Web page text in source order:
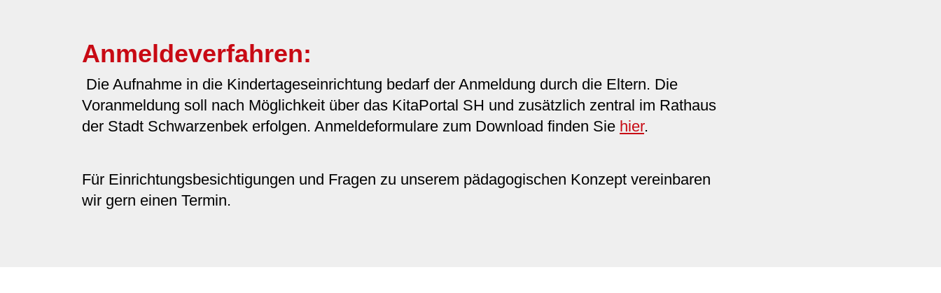
Anmeldeverfahren:
Die Aufnahme in die Kindertageseinrichtung bedarf der Anmeldung durch die Eltern. Die
Voranmeldung soll nach Möglichkeit über das KitaPortal SH und zusätzlich zentral im Rathaus
der Stadt Schwarzenbek erfolgen. Anmeldeformulare zum Download finden Sie hier.
Für Einrichtungsbesichtigungen und Fragen zu unserem pädagogischen Konzept vereinbaren
wir gern einen Termin.